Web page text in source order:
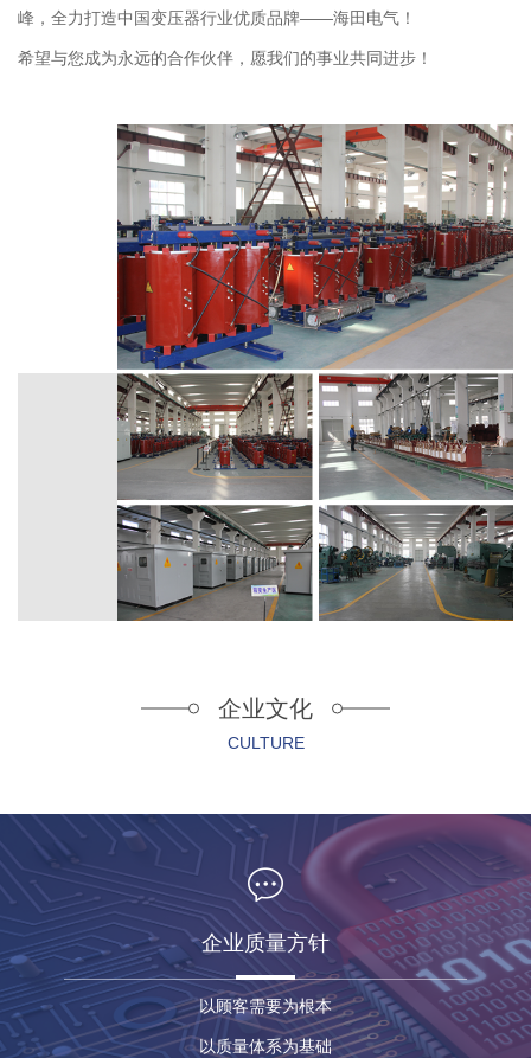
峰，全力打造中国变压器行业优质品牌——海田电气！
希望与您成为永远的合作伙伴，愿我们的事业共同进步！
企业文化
CULTURE
企业质量方针
以顾客需要为根本
以质量体系为基础